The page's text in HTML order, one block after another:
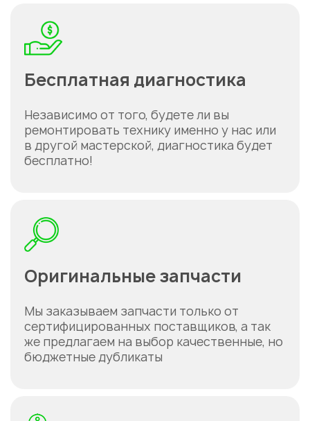
Бесплатная диагностика
Независимо от того, будете ли вы
ремонтировать технику именно у нас или
в другой мастерской, диагностика будет
бесплатно!
Оригинальные запчасти
Мы заказываем запчасти только от
сертифицированных поставщиков, а так
же предлагаем на выбор качественные, но
бюджетные дубликаты